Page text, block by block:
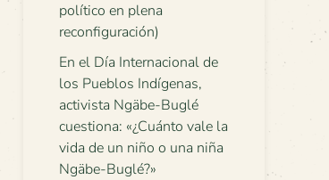
político en plena
reconfiguración)
En el Día Internacional de
los Pueblos Indígenas,
activista Ngäbe-Buglé
cuestiona: «¿Cuánto vale la
vida de un niño o una niña
Ngäbe-Buglé?»